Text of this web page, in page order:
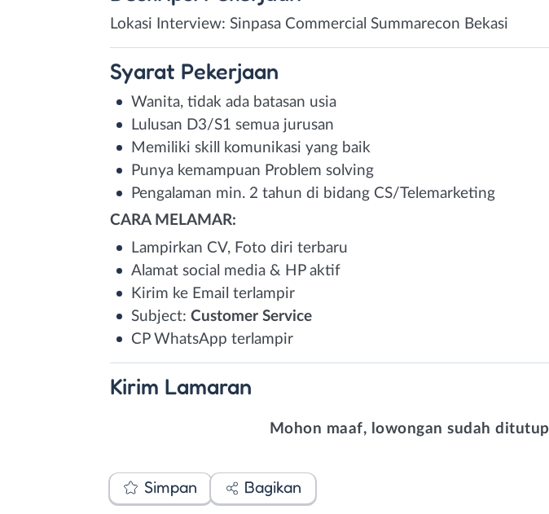
Lokasi Interview: Sinpasa Commercial Summarecon Bekasi
Syarat Pekerjaan
Wanita, tidak ada batasan usia
Lulusan D3/S1 semua jurusan
Memiliki skill komunikasi yang baik
Punya kemampuan Problem solving
Pengalaman min. 2 tahun di bidang CS/Telemarketing
CARA MELAMAR:
Lampirkan CV, Foto diri terbaru
Alamat social media & HP aktif
Kirim ke Email terlampir
Subject: Customer Service
CP WhatsApp terlampir
Kirim Lamaran
Mohon maaf, lowongan sudah ditutup
Simpan Bagikan